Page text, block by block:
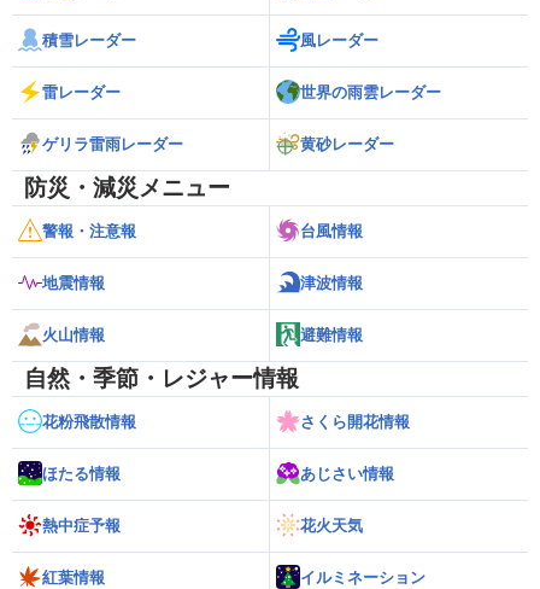
積雪レーダー 風レーダー
雷レーダー 世界の雨雲レーダー
ゲリラ雷雨レーダー 黄砂レーダー
防災・減災メニュー
警報・注意報 台風情報
地震情報 津波情報
火山情報 避難情報
自然・季節・レジャー情報
花粉飛散情報 さくら開花情報
ほたる情報 あじさい情報
熱中症予報 花火天気
紅葉情報 イルミネーション